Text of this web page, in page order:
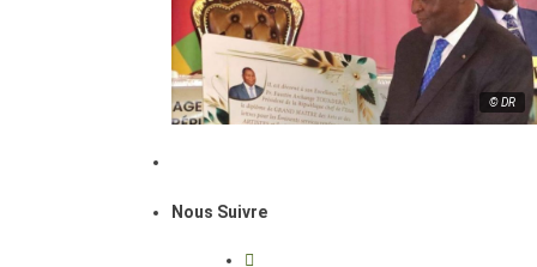
© DR
Nous Suivre